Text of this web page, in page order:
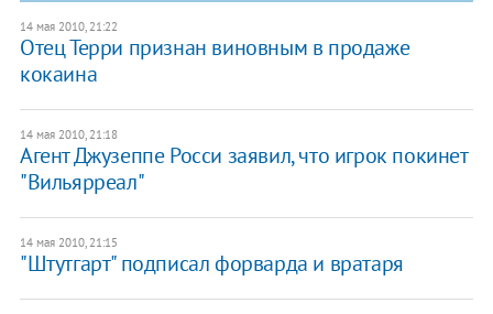
14 мая 2010, 21:22
Отец Терри признан виновным в продаже
кокаина
14 мая 2010, 21:18
Агент Джузеппе Росси заявил, что игрок покинет
"Вильярреал"
14 мая 2010, 21:15
"Штутгарт" подписал форварда и вратаря